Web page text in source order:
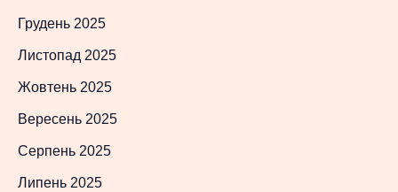
Грудень 2025
Листопад 2025
Жовтень 2025
Вересень 2025
Серпень 2025
Липень 2025